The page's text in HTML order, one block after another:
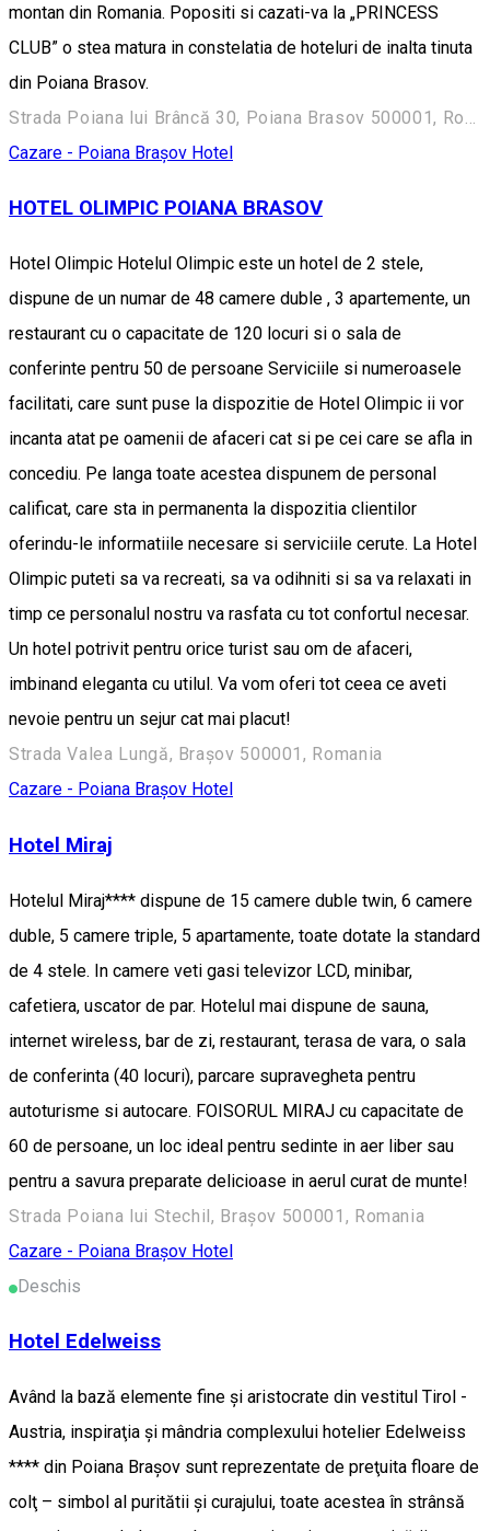
montan din Romania. Popositi si cazati-va la „PRINCESS
CLUB” o stea matura in constelatia de hoteluri de inalta tinuta
din Poiana Brasov.
Cazare - Poiana Brașov Hotel
HOTEL OLIMPIC POIANA BRASOV
Hotel Olimpic Hotelul Olimpic este un hotel de 2 stele,
dispune de un numar de 48 camere duble , 3 apartemente, un
restaurant cu o capacitate de 120 locuri si o sala de
conferinte pentru 50 de persoane Serviciile si numeroasele
facilitati, care sunt puse la dispozitie de Hotel Olimpic ii vor
incanta atat pe oamenii de afaceri cat si pe cei care se afla in
concediu. Pe langa toate acestea dispunem de personal
calificat, care sta in permanenta la dispozitia clientilor
oferindu-le informatiile necesare si serviciile cerute. La Hotel
Olimpic puteti sa va recreati, sa va odihniti si sa va relaxati in
timp ce personalul nostru va rasfata cu tot confortul necesar.
Un hotel potrivit pentru orice turist sau om de afaceri,
imbinand eleganta cu utilul. Va vom oferi tot ceea ce aveti
nevoie pentru un sejur cat mai placut!
Strada Valea Lungă, Brașov 500001, Romania
Cazare - Poiana Brașov Hotel
Hotel Miraj
Hotelul Miraj**** dispune de 15 camere duble twin, 6 camere
duble, 5 camere triple, 5 apartamente, toate dotate la standard
de 4 stele. In camere veti gasi televizor LCD, minibar,
cafetiera, uscator de par. Hotelul mai dispune de sauna,
internet wireless, bar de zi, restaurant, terasa de vara, o sala
de conferinta (40 locuri), parcare supravegheta pentru
autoturisme si autocare. FOISORUL MIRAJ cu capacitate de
60 de persoane, un loc ideal pentru sedinte in aer liber sau
pentru a savura preparate delicioase in aerul curat de munte!
Strada Poiana lui Stechil, Brașov 500001, Romania
Cazare - Poiana Brașov Hotel
Deschis
Hotel Edelweiss
Având la bază elemente fine şi aristocrate din vestitul Tirol -
Austria, inspiraţia şi mândria complexului hotelier Edelweiss
**** din Poiana Braşov sunt reprezentate de preţuita floare de
colţ – simbol al puritătii şi curajului, toate acestea în strânsă